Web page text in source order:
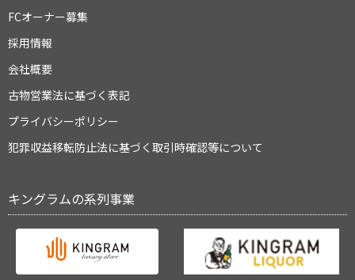
FCオーナー募集
採用情報
会社概要
古物営業法に基づく表記
プライバシーポリシー
犯罪収益移転防止法に基づく取引時確認等について
キングラムの系列事業